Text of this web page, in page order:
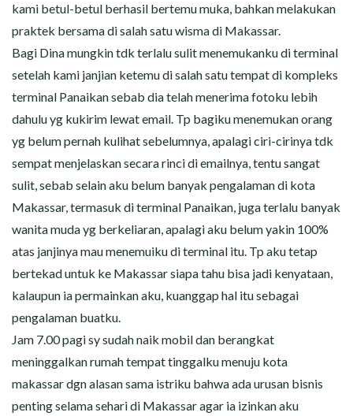
kami betul-betul berhasil bertemu muka, bahkan melakukan
praktek bersama di salah satu wisma di Makassar.
Bagi Dina mungkin tdk terlalu sulit menemukanku di terminal
setelah kami janjian ketemu di salah satu tempat di kompleks
terminal Panaikan sebab dia telah menerima fotoku lebih
dahulu yg kukirim lewat email. Tp bagiku menemukan orang
yg belum pernah kulihat sebelumnya, apalagi ciri-cirinya tdk
sempat menjelaskan secara rinci di emailnya, tentu sangat
sulit, sebab selain aku belum banyak pengalaman di kota
Makassar, termasuk di terminal Panaikan, juga terlalu banyak
wanita muda yg berkeliaran, apalagi aku belum yakin 100%
atas janjinya mau menemuiku di terminal itu. Tp aku tetap
bertekad untuk ke Makassar siapa tahu bisa jadi kenyataan,
kalaupun ia permainkan aku, kuanggap hal itu sebagai
pengalaman buatku.
Jam 7.00 pagi sy sudah naik mobil dan berangkat
meninggalkan rumah tempat tinggalku menuju kota
makassar dgn alasan sama istriku bahwa ada urusan bisnis
penting selama sehari di Makassar agar ia izinkan aku